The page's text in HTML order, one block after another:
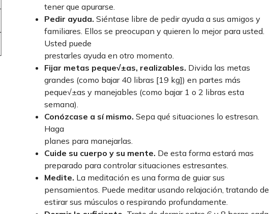
tener que apurarse.
Pedir ayuda. Siéntase libre de pedir ayuda a sus amigos y
familiares. Ellos se preocupan y quieren lo mejor para usted.
Usted puede
prestarles ayuda en otro momento.
Fijar metas peque√±as, realizables. Divida las metas
grandes (como bajar 40 libras [19 kg]) en partes más
peque√±as y manejables (como bajar 1 o 2 libras esta
semana).
Conózcase a sí mismo. Sepa qué situaciones lo estresan.
Haga
planes para manejarlas.
Cuide su cuerpo y su mente. De esta forma estará mas
preparado para controlar situaciones estresantes.
Medite. La meditación es una forma de guiar sus
pensamientos. Puede meditar usando relajación, tratando de
estirar sus músculos o respirando profundamente.